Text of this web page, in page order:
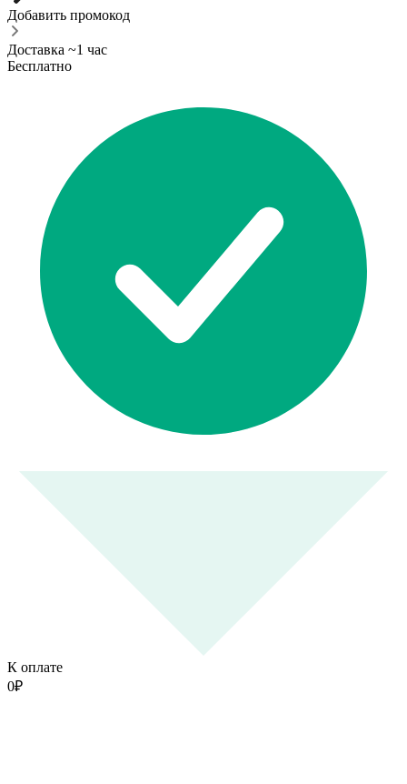
Добавить промокод
Доставка ~1 час
Бесплатно
К оплате
0₽